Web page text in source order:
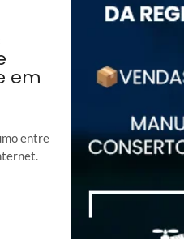
em
entre